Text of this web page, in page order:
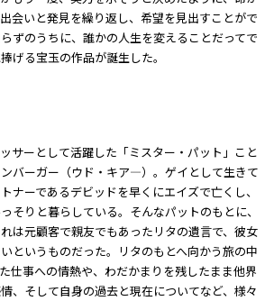
会いと発見を繰り返し、希望を見出すことがで
ずのうちに、誰かの人生を変えることだってで
げる宝玉の作品が誕生した。
サーとして活躍した「ミスター・パット」こと
バーガー（ウド・キア―）。ゲイとして生きて
ナーであるデビッドを早くにエイズで亡くし、
そりと暮らしている。そんなパットのもとに、
は元顧客で親友でもあったリタの遺言で、彼女
というものだった。リタのもとへ向かう旅の中
仕事への情熱や、わだかまりを残したまま他界
、そして自身の過去と現在についてなど、様々